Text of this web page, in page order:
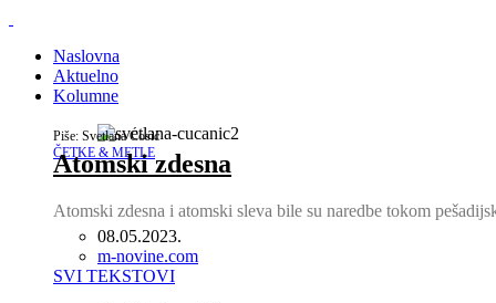
Naslovna
Aktuelno
Kolumne
Piše: Svetlana Ćosić
ČETKE & METLE
Atomski zdesna
Atomski zdesna i atomski sleva bile su naredbe tokom
08.05.2023.
Author
m-novine.com
SVI TEKSTOVI